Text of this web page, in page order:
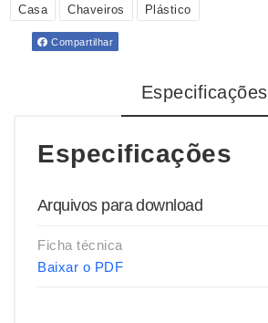
Casa Chaveiros Plástico
Compartilhar
Especificações
Especificações
Arquivos para download
Ficha técnica
Baixar o PDF